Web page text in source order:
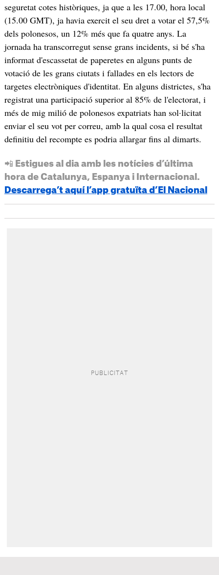
seguretat cotes històriques, ja que a les 17.00, hora local
(15.00 GMT), ja havia exercit el seu dret a votar el 57,5%
dels polonesos, un 12% més que fa quatre anys. La
jornada ha transcorregut sense grans incidents, si bé s'ha
informat d'escassetat de paperetes en alguns punts de
votació de les grans ciutats i fallades en els lectors de
targetes electròniques d'identitat. En alguns districtes, s'ha
registrat una participació superior al 85% de l'electorat, i
més de mig milió de polonesos expatriats han sol·licitat
enviar el seu vot per correu, amb la qual cosa el resultat
definitiu del recompte es podria allargar fins al dimarts.
📲 Estigues al dia amb les notícies d’última
hora de Catalunya, Espanya i Internacional.
Descarrega’t aquí l’app gratuïta d’El Nacional